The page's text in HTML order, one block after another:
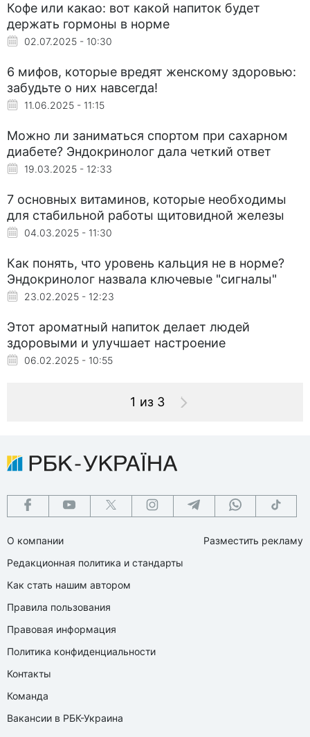
Кофе или какао: вот какой напиток будет
держать гормоны в норме
02.07.2025 - 10:30
6 мифов, которые вредят женскому здоровью:
забудьте о них навсегда!
11.06.2025 - 11:15
Можно ли заниматься спортом при сахарном
диабете? Эндокринолог дала четкий ответ
19.03.2025 - 12:33
7 основных витаминов, которые необходимы
для стабильной работы щитовидной железы
04.03.2025 - 11:30
Как понять, что уровень кальция не в норме?
Эндокринолог назвала ключевые "сигналы"
23.02.2025 - 12:23
Этот ароматный напиток делает людей
здоровыми и улучшает настроение
06.02.2025 - 10:55
1 из 3
О компании
Редакционная политика и стандарты
Как стать нашим автором
Правила пользования
Правовая информация
Политика конфиденциальности
Контакты
Команда
Вакансии в РБК-Украина
Разместить рекламу